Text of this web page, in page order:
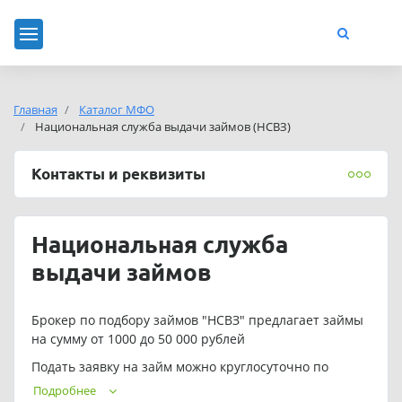
Главная
Каталог МФО
Национальная служба выдачи займов (НСВЗ)
Контакты и реквизиты
Национальная служба
выдачи займов
Брокер по подбору займов "НСВЗ" предлагает займы
на сумму от 1000 до 50 000 рублей
Подать заявку на займ можно круглосуточно по
телефону: +7(925)219-27-96
Подробнее